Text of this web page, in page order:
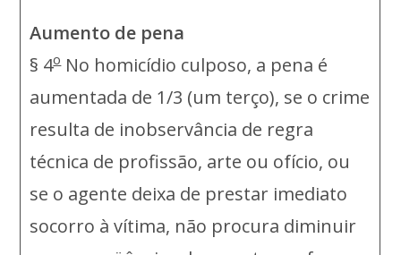
Aumento de pena
§ 4oNo homicídio culposo, a pena é
aumentada de 1/3 (um terço), se o crime
resulta de inobservância de regra
técnica de profissão, arte ou ofício, ou
se o agente deixa de prestar imediato
socorro à vítima, não procura diminuir